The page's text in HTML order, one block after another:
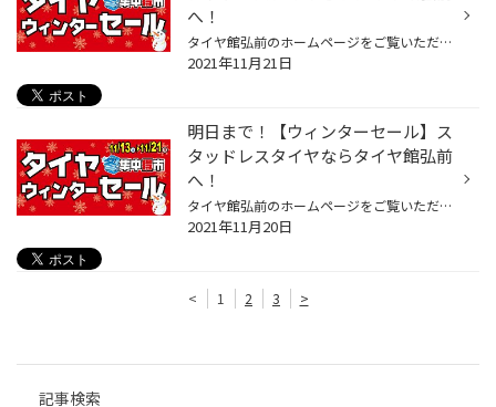
へ！
タイヤ館弘前のホームページをご覧いただき誠にありがとうございます！ 好評開催中のウィンターセールも本日最終日です！ WEBチラシはコチラ↓↓ https://www.taiyakan.co.jp/shop/hirosaki/flyer/1299490.pdf 数量限定商品やお買い得商品を多数品揃え！タイヤだけでなくオイル・バッテリー・ワイパー...
2021年11月21日
明日まで！【ウィンターセール】ス
タッドレスタイヤならタイヤ館弘前
へ！
タイヤ館弘前のホームページをご覧いただき誠にありがとうございます！ 好評開催中のウィンターセールを開催も明日までとなりました！ WEBチラシはコチラ↓↓ https://www.taiyakan.co.jp/shop/hirosaki/flyer/1299490.pdf 数量限定商品やお買い得商品を多数品揃え！タイヤだけでなくオイル・バッテリ...
2021年11月20日
< 1 2 3 >
記事検索